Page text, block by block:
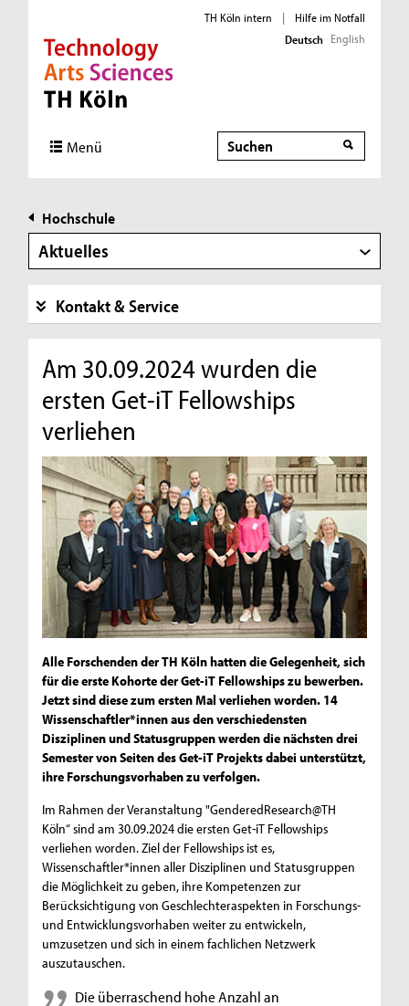
Direkt zur Hauptnavigation
Direkt zur Subnavigation
Direkt zum Inhalt
Direkt zum Fußbereich
TH Köln intern |
Hilfe im Notfall
Deutsch English
Menü Suche
Hochschule
Aktuelles
Kontakt & Service
Am 30.09.2024 wurden die
ersten Get-iT Fellowships
verliehen
Alle Forschenden der TH Köln hatten die Gelegenheit, sich
für die erste Kohorte der Get-iT Fellowships zu bewerben.
Jetzt sind diese zum ersten Mal verliehen worden. 14
Wissenschaftler*innen aus den verschiedensten
Disziplinen und Statusgruppen werden die nächsten drei
Semester von Seiten des Get-iT Projekts dabei unterstützt,
ihre Forschungsvorhaben zu verfolgen.
Im Rahmen der Veranstaltung "GenderedResearch@TH
Köln“ sind am 30.09.2024 die ersten Get-iT Fellowships
verliehen worden. Ziel der Fellowships ist es,
Wissenschaftler*innen aller Disziplinen und Statusgruppen
die Möglichkeit zu geben, ihre Kompetenzen zur
Berücksichtigung von Geschlechteraspekten in Forschungs-
und Entwicklungsvorhaben weiter zu entwickeln,
umzusetzen und sich in einem fachlichen Netzwerk
auszutauschen.
Die überraschend hohe Anzahl an